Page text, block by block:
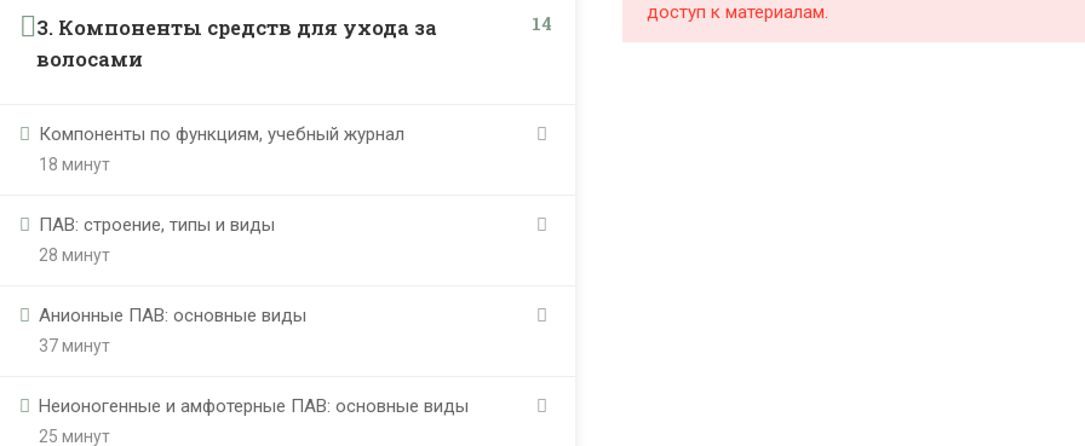
3. Компоненты средств для ухода за
волосами
14
Компоненты по функциям, учебный журнал
18 минут
ПАВ: строение, типы и виды
28 минут
Анионные ПАВ: основные виды
37 минут
Неионогенные и амфотерные ПАВ: основные виды
25 минут
доступ к материалам.
Контакты
Карта сайта